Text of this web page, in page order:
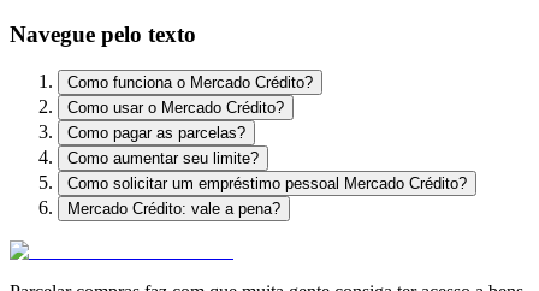
Navegue pelo texto
Como funciona o Mercado Crédito?
Como usar o Mercado Crédito?
Como pagar as parcelas?
Como aumentar seu limite?
Como solicitar um empréstimo pessoal Mercado Crédito?
Mercado Crédito: vale a pena?